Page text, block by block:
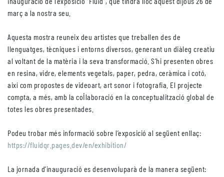
març a la nostra seu.
Aquesta mostra reuneix deu artistes que treballen des de
llenguatges, tècniques i entorns diversos, generant un diàleg creatiu
al voltant de la matèria i la seva transformació. S’hi presenten obres
en resina, vidre, elements vegetals, paper, pedra, ceràmica i cotó,
així com propostes de videoart, art sonor i fotografia. El projecte
compta, a més, amb la col·laboració en la conceptualització global de
totes les obres presentades.
Podeu trobar més informació sobre l’exposició al següent enllaç:
https://fluidqr.pages.dev/en/exhibition/
La jornada d’inauguració es desenvoluparà de la manera següent: